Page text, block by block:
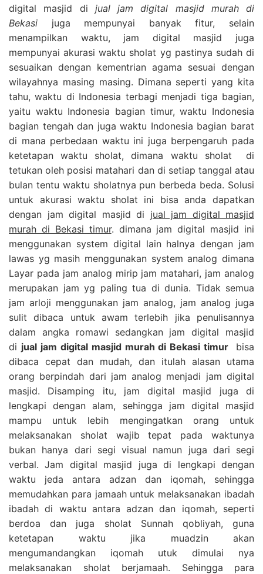
digital masjid di jual jam digital masjid murah di
Bekasi juga mempunyai banyak fitur, selain
menampilkan waktu, jam digital masjid juga
mempunyai akurasi waktu sholat yg pastinya sudah di
sesuaikan dengan kementrian agama sesuai dengan
wilayahnya masing masing. Dimana seperti yang kita
tahu, waktu di Indonesia terbagi menjadi tiga bagian,
yaitu waktu Indonesia bagian timur, waktu Indonesia
bagian tengah dan juga waktu Indonesia bagian barat
di mana perbedaan waktu ini juga berpengaruh pada
ketetapan waktu sholat, dimana waktu sholat di
tetukan oleh posisi matahari dan di setiap tanggal atau
bulan tentu waktu sholatnya pun berbeda beda. Solusi
untuk akurasi waktu sholat ini bisa anda dapatkan
dengan jam digital masjid di jual jam digital masjid
murah di Bekasi timur. dimana jam digital masjid ini
menggunakan system digital lain halnya dengan jam
lawas yg masih menggunakan system analog dimana
Layar pada jam analog mirip jam matahari, jam analog
merupakan jam yg paling tua di dunia. Tidak semua
jam arloji menggunakan jam analog, jam analog juga
sulit dibaca untuk awam terlebih jika penulisannya
dalam angka romawi sedangkan jam digital masjid
di jual jam digital masjid murah di Bekasi timur
bisa
dibaca cepat dan mudah, dan itulah alasan utama
orang berpindah dari jam analog menjadi jam digital
masjid. Disamping itu, jam digital masjid juga di
lengkapi dengan alam, sehingga jam digital masjid
mampu untuk lebih mengingatkan orang untuk
melaksanakan sholat wajib tepat pada waktunya
bukan hanya dari segi visual namun juga dari segi
verbal. Jam digital masjid juga di lengkapi dengan
waktu jeda antara adzan dan iqomah, sehingga
memudahkan para jamaah untuk melaksanakan ibadah
ibadah di waktu antara adzan dan iqomah, seperti
berdoa dan juga sholat Sunnah qobliyah, guna
ketetapan waktu jika muadzin akan
mengumandangkan iqomah utuk dimulai nya
melaksanakan sholat berjamaah. Sehingga para